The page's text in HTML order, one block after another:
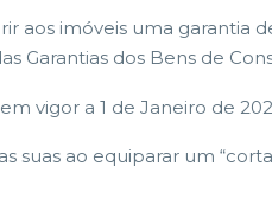
aos imóveis uma garantia
Garantias dos Bens de
vigor a 1 de Janeiro de
suas ao equiparar um